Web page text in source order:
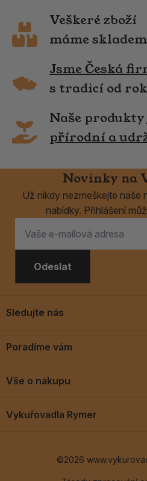
Veškeré zboží
máme skladem
Jsme Česká
s tradicí od
Naše produkty
přírodní a
Novinky na
Už nikdy nezmeškejte naše
nabídky. Přihlášení
Odeslat
Poradíme vám
Blog
Vše o nákupu
Vykuřovadla Rymer
Sledujte nás
©2026